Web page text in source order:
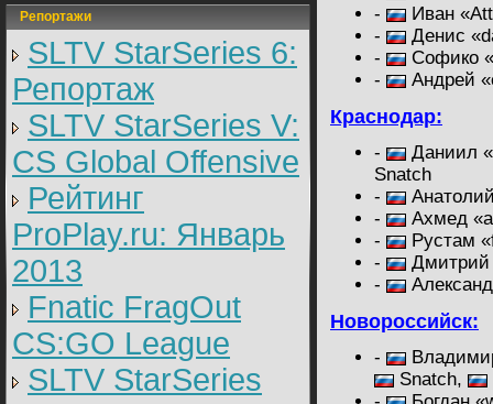
Репортажи
SLTV StarSeries 6:
Репортаж
SLTV StarSeries V:
CS Global Offensive
Рейтинг
ProPlay.ru: Январь
2013
Fnatic FragOut
CS:GO League
SLTV StarSeries
-
Иван
-
Денис
-
Софико
-
Андрей
Краснодар:
-
Даниил
Snatch
-
-
Ахмед
-
Рустам
-
Дмитрий
-
Новороссийск:
-
Snatch,